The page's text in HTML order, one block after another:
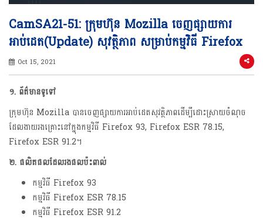
CamSA21-51: ក្រុមហ៊ុន Mozilla ចេញផ្សាយការ
អាប់ដេត(Update) សុវត្ថិភាព សម្រាប់កម្មវិធី Firefox
Oct 15, 2021
១. ព័ត៌មានទូទៅ
ក្រុមហ៊ុន Mozilla​ បានចេញផ្សាយការអាប់ដេតសុវត្ថិភាពដើម្បីដោះស្រាយចំណុច
ដែលងាយរងគ្រោះនៅក្នុងកម្មវិធី Firefox 93, Firefox ESR 78.15,
Firefox ESR 91.2។
២. ផលិតផលដែលរងផលប៉ះពាល់
កម្មវិធី Firefox 93
កម្មវិធី Firefox ESR 78.15
កម្មវិធី Firefox ESR 91.2